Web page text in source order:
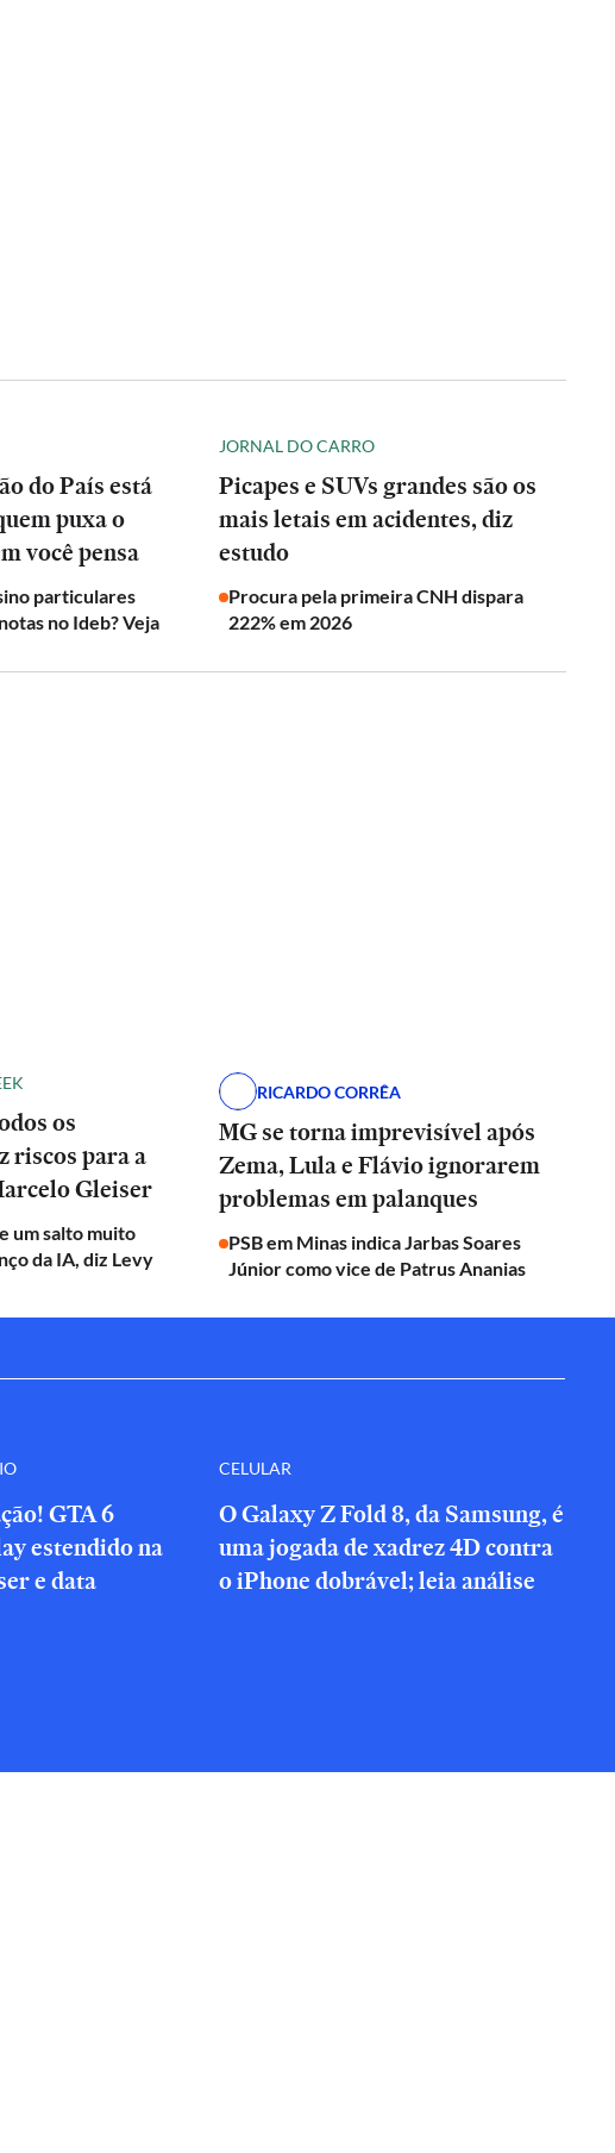
do País está
puxa o
você pensa
particulares
no Ideb? Veja
JORNAL DO CARRO
Picapes e SUVs grandes são os
mais letais em acidentes, diz
estudo
Procura pela primeira CNH dispara
222% em 2026
os
riscos para a
Gleiser
um salto muito
da IA, diz Levy
RICARDO CORRÊA
MG se torna imprevisível após
Zema, Lula e Flávio ignorarem
problemas em palanques
PSB em Minas indica Jarbas Soares
Júnior como vice de Patrus Ananias
GTA 6
estendido na
e data
CELULAR
O Galaxy Z Fold 8, da Samsung, é
uma jogada de xadrez 4D contra
o iPhone dobrável; leia análise